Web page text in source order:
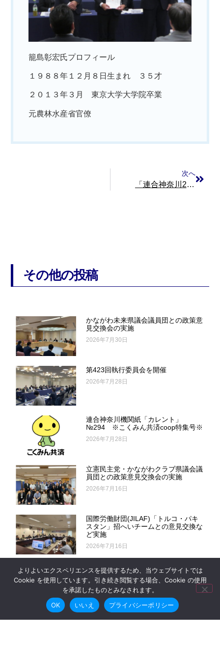
籠島彰宏氏プロフィール
１９８８年１２月８日生まれ ３５才
２０１３年３月 東京大学大学院卒業
元農林水産省官僚
次へ
「連合神奈川2025春季生活闘争・第27回参議院議員選挙勝利総決起集会」を開催 －みんなでつくろう！賃上げがあたりまえの社会－
その他の投稿
かながわ未来県議会議員団との政策意
見交換会の実施
2026年7月30日
第423回執行委員会を開催
2026年7月28日
連合神奈川機関紙「カレント」
№294 ※こくみん共済coop特集号※
2026年7月28日
立憲民主党・かながわクラブ県議会議
員団との政策意見交換会の実施
2026年7月16日
国際労働財団(JILAF)「トルコ・パキ
スタン」招へいチームとの意見交換な
ど実施
2026年7月16日
連合ユニオン神奈川機関紙「一人でも
入れる組合 ユニオン神奈川」№154
2026年7月8日
よりよいエクスペリエンスを提供するため、当ウェブサイトでは
Cookie を使用しています。引き続き閲覧する場合、Cookie の使用
を承諾したものとみなされます。
OK
いいえ プライバシーポリシー